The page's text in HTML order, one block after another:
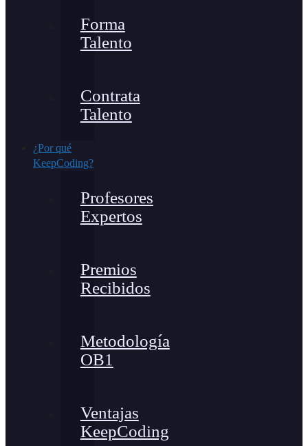
Forma
Talento
Contrata
Talento
¿Por qué
KeepCoding?
Profesores
Expertos
Premios
Recibidos
Metodología
OB1
Ventajas
KeepCoding